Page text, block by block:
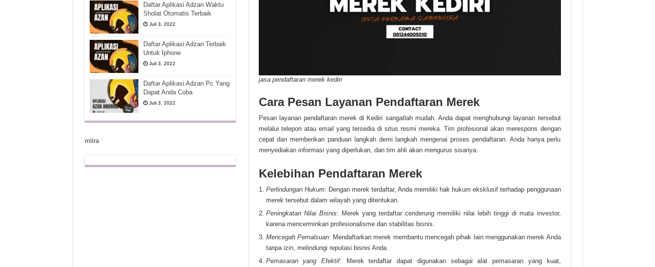
jasa pendaftaran merek kediri
Cara Pesan Layanan Pendaftaran Merek
Pesan layanan pendaftaran merek di Kediri sangatlah mudah. Anda dapat menghubungi layanan tersebut
melalui telepon atau email yang tersedia di situs resmi mereka. Tim profesional akan merespons dengan
cepat dan memberikan panduan langkah demi langkah mengenai proses pendaftaran. Anda hanya perlu
menyediakan informasi yang diperlukan, dan tim ahli akan mengurus sisanya.
Kelebihan Pendaftaran Merek
Perlindungan Hukum: Dengan merek terdaftar, Anda memiliki hak hukum eksklusif terhadap penggunaan
merek tersebut dalam wilayah yang ditentukan.
Peningkatan Nilai Bisnis: Merek yang terdaftar cenderung memiliki nilai lebih tinggi di mata investor,
karena mencerminkan profesionalisme dan stabilitas bisnis.
Mencegah Pemalsuan: Mendaftarkan merek membantu mencegah pihak lain menggunakan merek Anda
tanpa izin, melindungi reputasi bisnis Anda.
Pemasaran yang Efektif: Merek terdaftar dapat digunakan sebagai alat pemasaran yang kuat,
Daftar Aplikasi Adzan Waktu
Sholat Otomatis Terbaik
Juli 3, 2022
Daftar Aplikasi Adzan Terbaik
Untuk Iphone
Juli 3, 2022
Daftar Aplikasi Adzan Pc Yang
Dapat Anda Coba
Juli 3, 2022
mitra